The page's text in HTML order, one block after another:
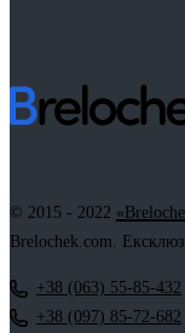
© 2015 - 2022
Brelochek.com.
+38 (063) 55-85-432
+38 (097) 85-72-682